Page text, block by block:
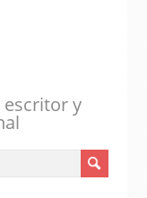
escritor y